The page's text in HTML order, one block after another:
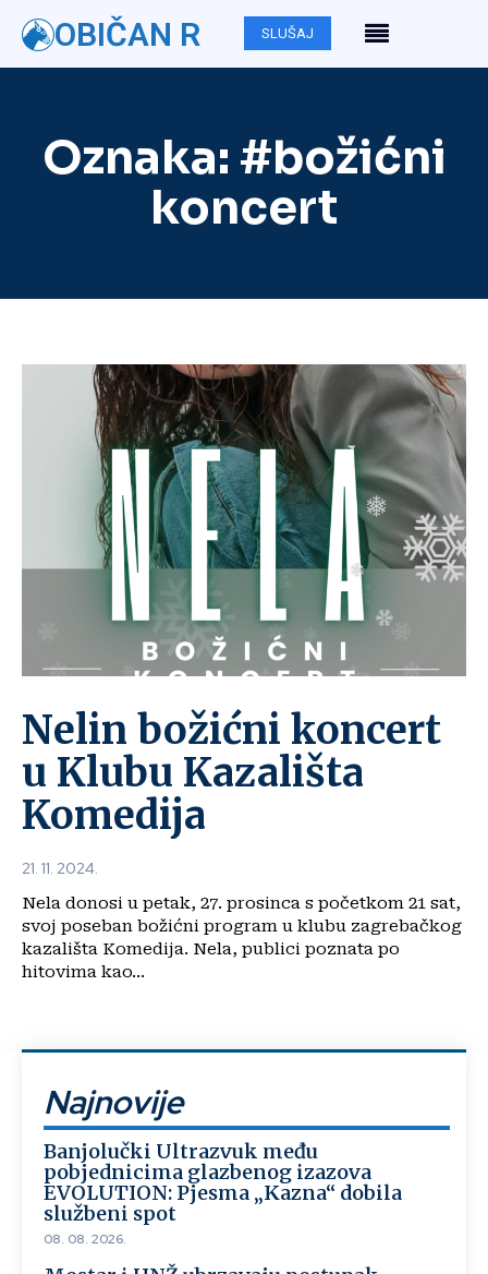
OBIČAN R SLUŠAJ
Oznaka: #božićni
koncert
Nelin božićni koncert
u Klubu Kazališta
Komedija
21. 11. 2024.
Nela donosi u petak, 27. prosinca s početkom 21 sat,
svoj poseban božićni program u klubu zagrebačkog
kazališta Komedija. Nela, publici poznata po
hitovima kao...
Najnovije
Banjolučki Ultrazvuk među
pobjednicima glazbenog izazova
EVOLUTION: Pjesma „Kazna“ dobila
službeni spot
08. 08. 2026.